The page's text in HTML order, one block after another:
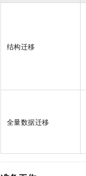
结构迁移
全量数据迁移